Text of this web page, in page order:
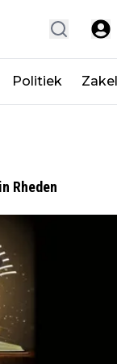
Politiek
Rheden